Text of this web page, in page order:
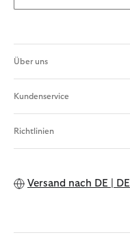
Über uns
Kundenservice
Richtlinien
Versand nach DE | DE